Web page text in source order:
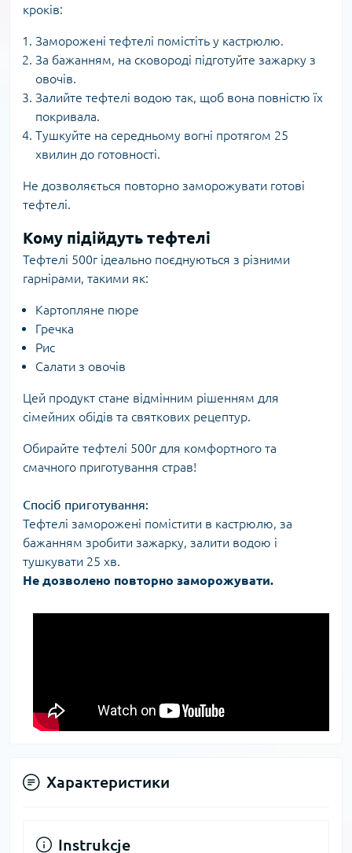
кроків:
Заморожені тефтелі помістіть у кастрюлю.
За бажанням, на сковороді підготуйте зажарку з
овочів.
Залийте тефтелі водою так, щоб вона повністю їх
покривала.
Тушкуйте на середньому вогні протягом 25
хвилин до готовності.
Не дозволяється повторно заморожувати готові
тефтелі.
Кому підійдуть тефтелі
Тефтелі 500г ідеально поєднуються з різними
гарнірами, такими як:
Картопляне пюре
Гречка
Рис
Салати з овочів
Цей продукт стане відмінним рішенням для
сімейних обідів та святкових рецептур.
Обирайте тефтелі 500г для комфортного та
смачного приготування страв!
Спосіб приготування:
Тефтелі заморожені помістити в кастрюлю, за
бажанням зробити зажарку, залити водою і
тушкувати 25 хв.
Не дозволено повторно заморожувати.
Характеристики
Instrukcje